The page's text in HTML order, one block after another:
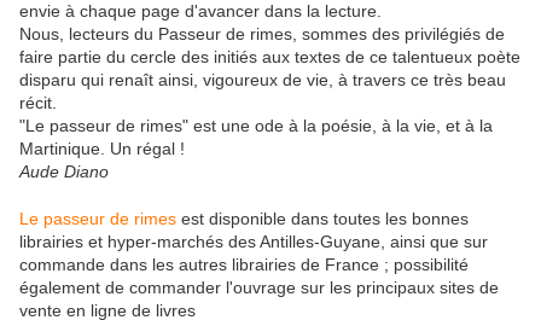
envie à chaque page d'avancer dans la lecture.
Nous, lecteurs du Passeur de rimes, sommes des privilégiés de
faire partie du cercle des initiés aux textes de ce talentueux poète
disparu qui renaît ainsi, vigoureux de vie, à travers ce très beau
récit.
"Le passeur de rimes" est une ode à la poésie, à la vie, et à la
Martinique. Un régal !
Aude Diano
Le passeur de rimes est disponible dans toutes les bonnes
librairies et hyper-marchés des Antilles-Guyane, ainsi que sur
commande dans les autres librairies de France ; possibilité
également de commander l'ouvrage sur les principaux sites de
vente en ligne de livres